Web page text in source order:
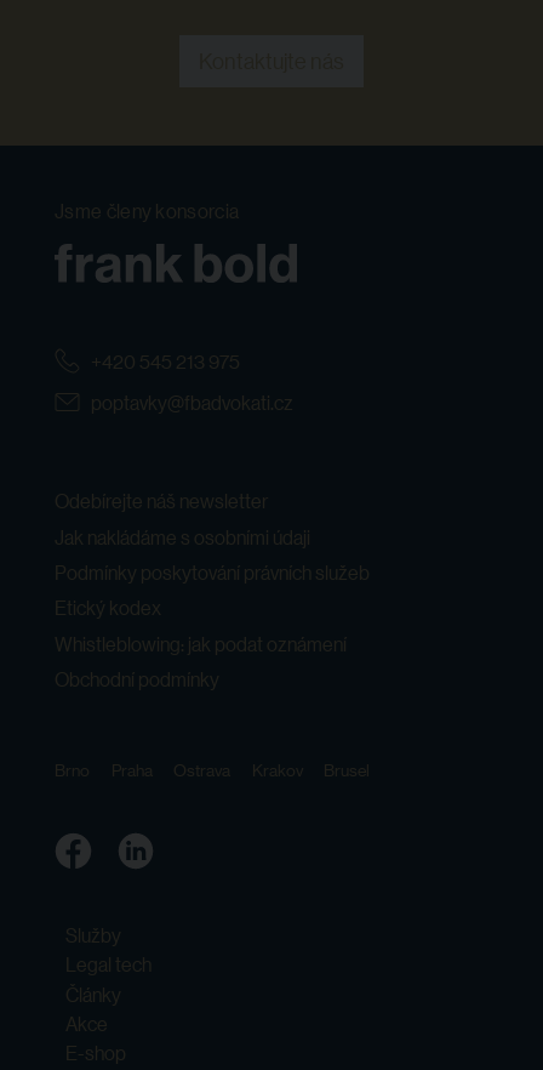
Jsme členy konsorcia
+420 545 213 975
poptavky@fbadvokati.cz
Odebírejte náš newsletter
Jak nakládáme s osobními údaji
Podmínky poskytování právních služeb
Etický kodex
Whistleblowing: jak podat oznámení
Obchodní podmínky
Brno Praha Ostrava Krakov Brusel
Služby
Legal tech
Články
Akce
E-shop